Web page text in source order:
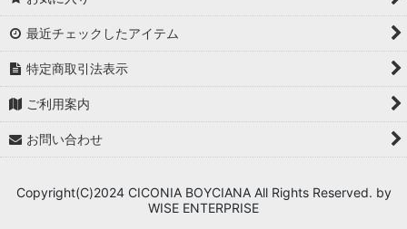
最近チェックしたアイテム
特定商取引法表示
ご利用案内
お問い合わせ
Copyright(C)2024 CICONIA BOYCIANA All Rights Reserved. by
WISE ENTERPRISE